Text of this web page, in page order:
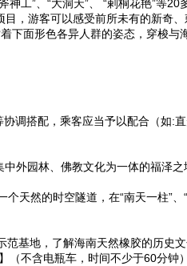
工”、“大洞天”、 “剌桐花艳”等
，游客可以感受前所未有的新奇、
下面形色各异人群的姿态，穿梭
调搭配，乘客应当予以配合（如:
外园林、佛教文化为一体的福泽
天然的时空隧道，在“南天一柱”、
基地，了解海南天然橡胶的历史文
不含电瓶车，时间不少于60分钟